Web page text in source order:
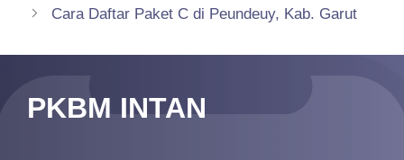
Cara Daftar Paket C di Peundeuy, Kab. Garut
PKBM INTAN